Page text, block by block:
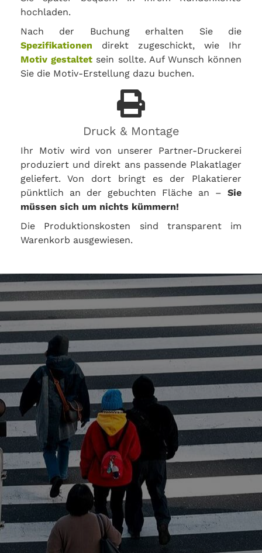
hochladen.
Nach der Buchung erhalten Sie die
Spezifikationen direkt zugeschickt, wie Ihr
Motiv gestaltet sein sollte. Auf Wunsch können
Sie die Motiv-Erstellung dazu buchen.
Druck & Montage
Ihr Motiv wird von unserer Partner-Druckerei
produziert und direkt ans passende Plakatlager
geliefert. Von dort bringt es der Plakatierer
pünktlich an der gebuchten Fläche an – Sie
müssen sich um nichts kümmern!
Die Produktionskosten sind transparent im
Warenkorb ausgewiesen.